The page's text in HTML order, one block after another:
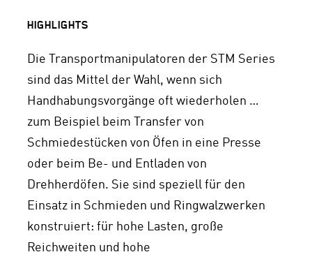
HIGHLIGHTS
Die Transportmanipulatoren der STM Series
sind das Mittel der Wahl, wenn sich
Handhabungsvorgänge oft wiederholen …
zum Beispiel beim Transfer von
Schmiedestücken von Öfen in eine Presse
oder beim Be- und Entladen von
Drehherdöfen. Sie sind speziell für den
Einsatz in Schmieden und Ringwalzwerken
konstruiert: für hohe Lasten, große
Reichweiten und hohe